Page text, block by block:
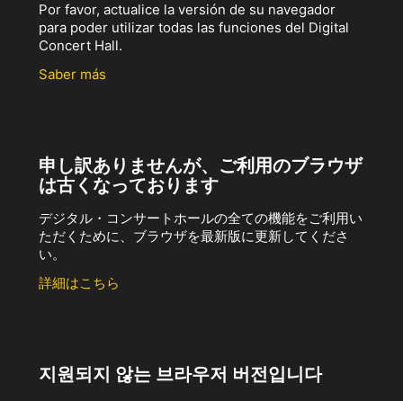
Por favor, actualice la versión de su navegador
para poder utilizar todas las funciones del Digital
Concert Hall.
Saber más
申し訳ありませんが、ご利用のブラウザ
は古くなっております
デジタル・コンサートホールの全ての機能をご利用い
ただくために、ブラウザを最新版に更新してくださ
い。
詳細はこちら
지원되지 않는 브라우저 버전입니다